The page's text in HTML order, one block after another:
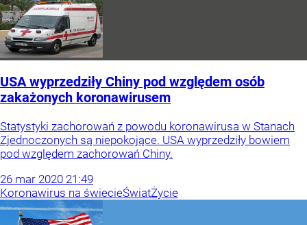
USA wyprzedziły Chiny pod względem osób
zakażonych koronawirusem
Statystyki zachorowań z powodu koronawirusa w Stanach
Zjednoczonych są niepokojące. USA wyprzedziły bowiem
pod względem zachorowań Chiny.
26 mar 2020 21:49
Koronawirus na świecieŚwiatŻycie